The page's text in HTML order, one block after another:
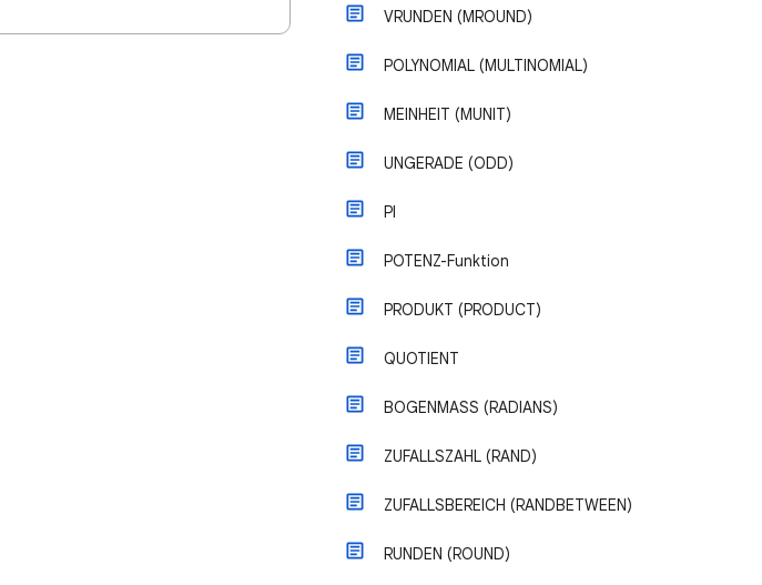
VRUNDEN (MROUND)
POLYNOMIAL (MULTINOMIAL)
MEINHEIT (MUNIT)
UNGERADE (ODD)
PI
POTENZ-Funktion
PRODUKT (PRODUCT)
QUOTIENT
BOGENMASS (RADIANS)
ZUFALLSZAHL (RAND)
ZUFALLSBEREICH (RANDBETWEEN)
RUNDEN (ROUND)